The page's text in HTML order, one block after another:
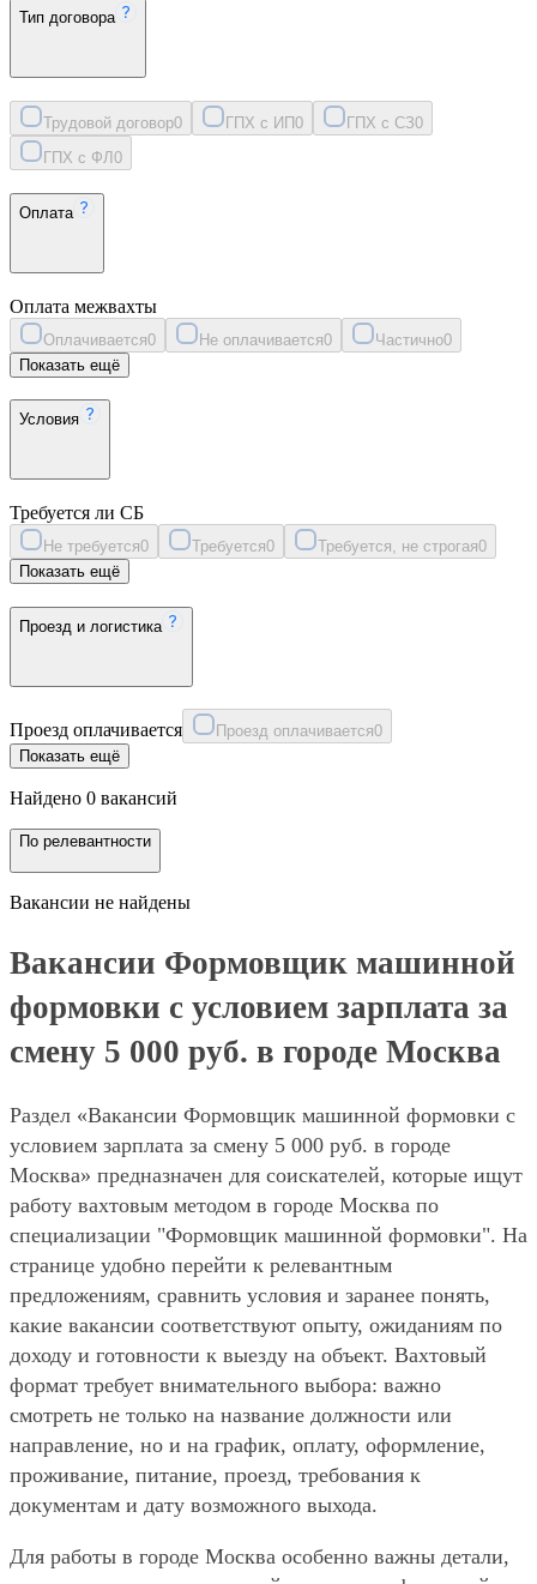
Тип договора
Трудовой договор0 ГПХ с ИП0 ГПХ с СЗ0
ГПХ с ФЛ 0
Оплата
Оплата межвахты
Оплачивается0 Не оплачивается0 Частично0
Показать ещё
Условия
Требуется ли СБ
Не требуется0 Требуется0 Требуется, не строгая0
Показать ещё
Проезд и логистика
Проезд оплачивается Проезд оплачивается0
Показать ещё
Найдено 0 вакансий
По релевантности
Вакансии не найдены
Вакансии Формовщик машинной
формовки с условием зарплата за
смену 5 000 руб. в городе Москва
Раздел «Вакансии Формовщик машинной формовки с
условием зарплата за смену 5 000 руб. в городе
Москва» предназначен для соискателей, которые ищут
работу вахтовым методом в городе Москва по
специализации "Формовщик машинной формовки". На
странице удобно перейти к релевантным
предложениям, сравнить условия и заранее понять,
какие вакансии соответствуют опыту, ожиданиям по
доходу и готовности к выезду на объект. Вахтовый
формат требует внимательного выбора: важно
смотреть не только на название должности или
направление, но и на график, оплату, оформление,
проживание, питание, проезд, требования к
документам и дату возможного выхода.
Для работы в городе Москва особенно важны детали,